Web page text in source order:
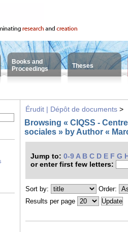
Books and
Proceedings
Theses
Érudit | Dépôt de documents >
Browsing « CIQSS -
sociales » by Author «
Jump to: 0-9 A B C D E F G
or enter first few letters:
Sort by:
Order:
Results per page